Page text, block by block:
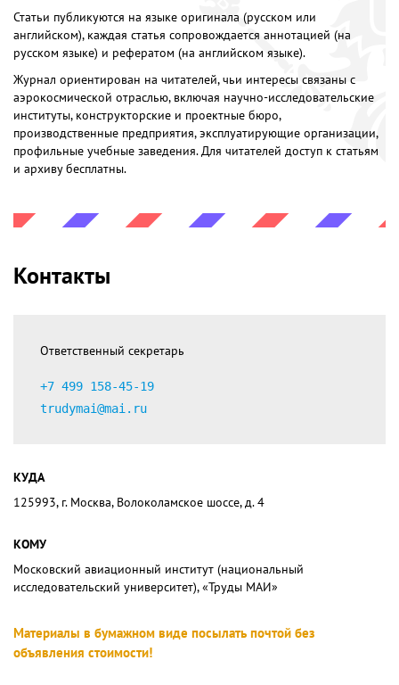
Статьи публикуются на языке оригинала (русском или
английском), каждая статья сопровождается аннотацией (на
русском языке) и рефератом (на английском языке).
Журнал ориентирован на читателей, чьи интересы связаны с
аэрокосмической отраслью, включая научно-исследовательские
институты, конструкторские и проектные бюро,
производственные предприятия, эксплуатирующие организации,
профильные учебные заведения. Для читателей доступ к статьям
и архиву бесплатны.
Контакты
Ответственный секретарь
+7 499 158-45-19
trudymai@mai.ru
КУДА
125993, г. Москва, Волоколамское шоссе, д. 4
КОМУ
Московский авиационный институт (национальный
исследовательский университет), «Труды МАИ»
Материалы в бумажном виде посылать почтой без
объявления стоимости!